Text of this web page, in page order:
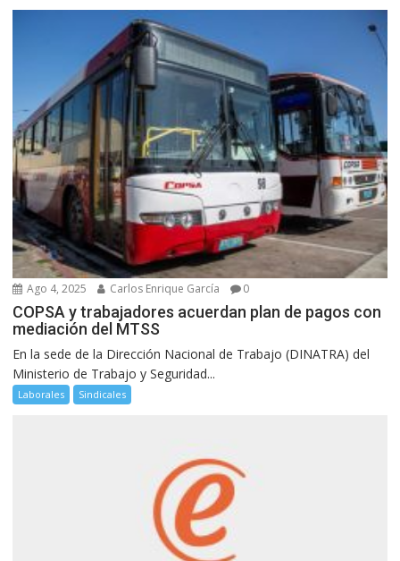
Ago 4, 2025 Carlos Enrique García 0
COPSA y trabajadores acuerdan plan de pagos con
mediación del MTSS
En la sede de la Dirección Nacional de Trabajo (DINATRA) del
Ministerio de Trabajo y Seguridad...
Laborales Sindicales